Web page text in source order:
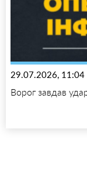
29.07.2026, 11:04
Ворог завдав